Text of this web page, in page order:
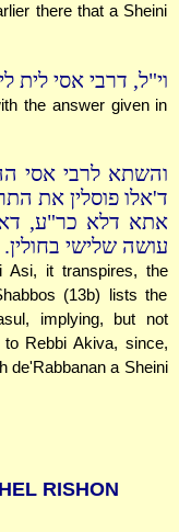
there that a Sheini
וי"ל, דרבי אסי לית
the answer given in
והשתא לרבי אסי
ד'אלו פוסלין את
אתא דלא כר"ע,
עושה שלישי בחולין.
Asi, it transpires, the
(13b) lists the
implying, but not
Rebbi Akiva, since,
de'Rabbanan a Sheini
RISHON